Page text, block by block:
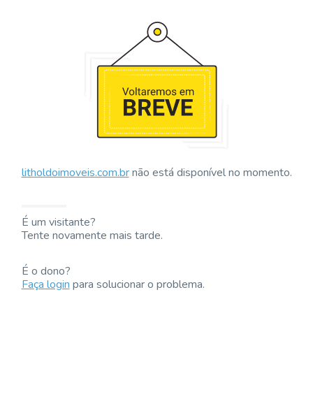
litholdoimoveis.com.brnão está disponível no momento.
É um visitante?
Tente novamente mais tarde.
É o dono?
Faça loginpara solucionar o problema.